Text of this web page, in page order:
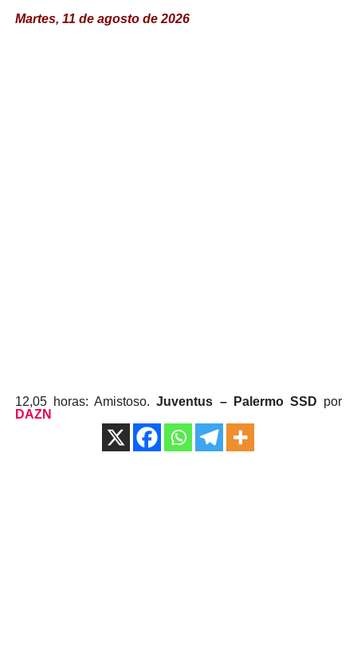
Martes, 11 de agosto de 2026
12,05 horas: Amistoso.Juventus – Palermo SSD por
DAZN